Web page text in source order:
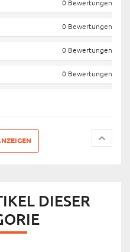
0 Bewertungen
0 Bewertungen
0 Bewertungen
0 Bewertungen
DIESER